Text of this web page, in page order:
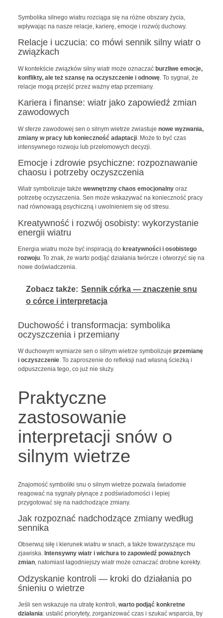
Symbolika silnego wiatru rozciąga się na różne obszary życia,
wpływając na nasze relacje, karierę, emocje i rozwój duchowy.
Relacje i uczucia: co mówi sennik silny wiatr o
związkach
W kontekście związków silny wiatr może oznaczać burzliwe emocje,
konflikty, ale też szansę na oczyszczenie i odnowę. To sygnał, że
relacje mogą przejść przez ważny etap przemiany.
Kariera i finanse: wiatr jako zapowiedź zmian
zawodowych
W sferze zawodowej sen o silnym wietrze zwiastuje nowe wyzwania,
zmiany w pracy lub konieczność adaptacji. Może to być czas
intensywnego rozwoju lub przełomowych decyzji.
Emocje i zdrowie psychiczne: rozpoznawanie
chaosu i potrzeby oczyszczenia
Wiatr symbolizuje także wewnętrzny chaos emocjonalnyoraz
potrzebę oczyszczenia. Sen może wskazywać na konieczność pracy
nad równowagą psychiczną i uwolnieniem się od stresu.
Kreatywność i rozwój osobisty: wykorzystanie
energii wiatru
Energia wiatru może być inspiracją do kreatywności i osobistego
rozwoju. To znak, że warto podjąć działania twórcze i otworzyć się na
nowe doświadczenia.
Zobacz także: Sennik córka — znaczenie snu
o córce i interpretacja
Duchowość i transformacja: symbolika
oczyszczenia i przemiany
W duchowym wymiarze sen o silnym wietrze symbolizuje przemianę
i oczyszczenie. To zaproszenie do refleksji nad własną ścieżką i
odpuszczenia tego, co już nie służy.
Praktyczne
zastosowanie
interpretacji snów o
silnym wietrze
Znajomość symboliki snu o silnym wietrze pozwala świadomie
reagować na sygnały płynące z podświadomości i lepiej
przygotować się na nadchodzące zmiany.
Jak rozpoznać nadchodzące zmiany według
sennika
Obserwuj siłę i kierunek wiatru w snach, a także towarzyszące mu
zjawiska. Intensywny wiatr i wichura to zapowiedź poważnych
zmian, natomiast łagodniejszy wiatr może oznaczać drobne korekty.
Odzyskanie kontroli — kroki do działania po
śnieniu o wietrze
Jeśli sen wskazuje na utratę kontroli, warto podjąć konkretne
działania: ustalić priorytety, zorganizować czas i szukać wsparcia, by